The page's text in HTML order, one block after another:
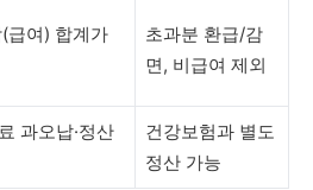
급여) 합계가
초과분 환급/감
면, 비급여 제외
과오납·정산
건강보험과 별도
정산 가능